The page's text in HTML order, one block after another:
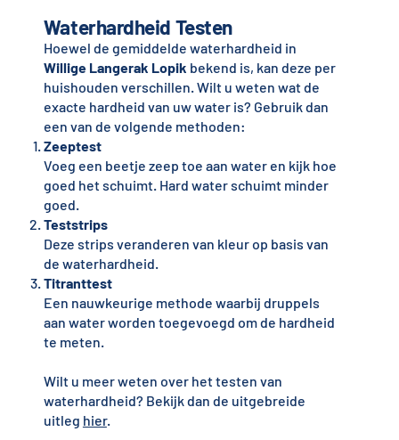
Waterhardheid Testen
Hoewel de gemiddelde waterhardheid in
Willige Langerak Lopik bekend is, kan deze per
huishouden verschillen. Wilt u weten wat de
exacte hardheid van uw water is? Gebruik dan
een van de volgende methoden:
Zeeptest
Voeg een beetje zeep toe aan water en kijk hoe
goed het schuimt. Hard water schuimt minder
goed.
Teststrips
Deze strips veranderen van kleur op basis van
de waterhardheid.
Titranttest
Een nauwkeurige methode waarbij druppels
aan water worden toegevoegd om de hardheid
te meten.
Wilt u meer weten over het testen van
waterhardheid? Bekijk dan de uitgebreide
uitleg hier.